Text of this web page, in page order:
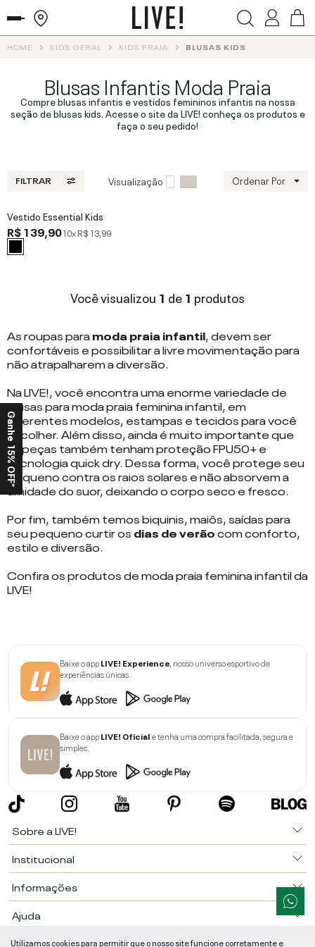
HOME KIDS GERAL KIDS PRAIA BLUSAS KIDS
Blusas Infantis Moda Praia
Compre blusas infantis e vestidos femininos infantis na nossa
seção de blusas kids. Acesse o site da LIVE! conheça os produtos e
faça o seu pedido!
FILTRAR Visualização Ordenar Por
Vestido Essential Kids
R$ 139,9010xR$ 13,99
Você visualizou 1 de1 produtos
As roupas paramoda praia infantil, devem ser
confortáveis e possibilitar a livre movimentação para
não atrapalharem a diversão.
Na LIVE!, você encontra uma enorme variedade de
blusas para moda praia feminina infantil, em
diferentes modelos, estampas e tecidos para você
escolher. Além disso, ainda é muito importante que
as peças também tenham proteçãoFPU50+ e
tecnologiaquick dry. Dessa forma, você protege seu
pequeno contra os raios solares e não absorvem a
umidade do suor, deixando o corpo seco e fresco.
Por fim, também temosbiquinis,maiôs,saídaspara
seu pequeno curtir os dias de verãocom conforto,
estilo e diversão.
Confira os produtos de moda praia feminina infantil da
LIVE!
Baixe o appLIVE! Experience , nosso universo esportivo de
experiências únicas.
Baixe o appLIVE! Oficiale tenha uma compra facilitada, segura e
simples.
Sobre a LIVE!
Institucional
Informações
Ajuda
Segurança e Qualidade
Utilizamos cookies para permitir que o nosso site funcione corretamente e
Ganhe 15% OFF*